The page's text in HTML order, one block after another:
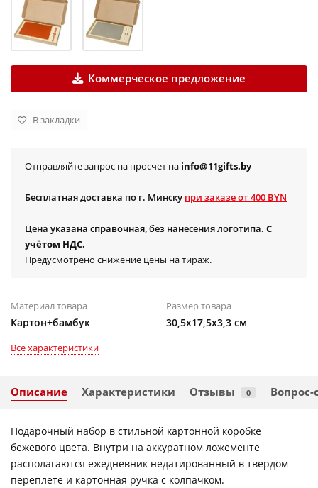
Коммерческое предложение
В закладки
Отправляйте запрос на просчет на info@11gifts.by
Бесплатная доставка по г. Минску при заказе от 400 BYN
Цена указана справочная, без нанесения логотипа. С
учётом НДС.
Предусмотрено снижение цены на тираж.
Материал товара
Картон+бамбук
Размер товара
30,5х17,5х3,3 см
Все характеристики
Описание Характеристики Отзывы 0 Вопрос-
Подарочный набор в стильной картонной коробке
бежевого цвета. Внутри на аккуратном ложементе
располагаются ежедневник недатированный в твердом
переплете и картонная ручка с колпачком.